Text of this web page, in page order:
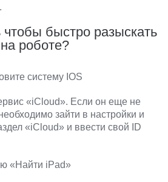
быстро разыскать
роботе?
систему IOS
«iCloud». Если он еще не
зайти в настройки и
«iCloud» и ввести свой ID
«Найти iPad»